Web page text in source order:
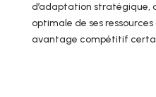
d’adaptation stratégique,
optimale de ses
avantage compétitif